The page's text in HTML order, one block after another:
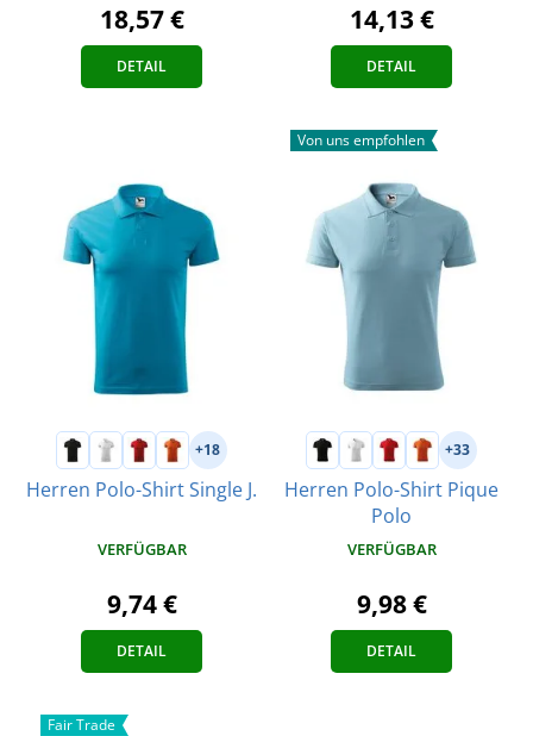
18,57 €
DETAIL
14,13 €
DETAIL
+18
Herren Polo-Shirt Single J.
VERFÜGBAR
9,74 €
DETAIL
Von uns empfohlen
+33
Herren Polo-Shirt Pique
Polo
VERFÜGBAR
9,98 €
DETAIL
Fair Trade